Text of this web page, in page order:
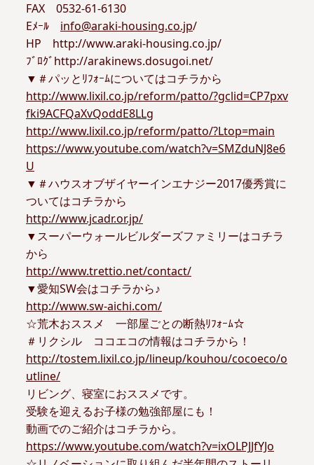
FAX 0532-61-6130
Eﾒｰﾙ info@araki-housing.co.jp/
HP http://www.araki-housing.co.jp/
ﾌﾞﾛｸﾞhttp://arakinews.dosugoi.net/
▼＃パッとﾘﾌｫｰﾑについてはコチラから
http://www.lixil.co.jp/reform/patto/?gclid=CP7pxv
fki9ACFQaXvQoddE8LLg
http://www.lixil.co.jp/reform/patto/?Ltop=main
https://www.youtube.com/watch?v=SMZduNJ8e6
U
▼＃ハウスオブザイヤーインエナジー2017優秀賞に
ついてはコチラから
http://www.jcadr.or.jp/
▼スーパーウォールビルダーズファミリーはコチラ
から
http://www.trettio.net/contact/
▼愛知SW会はコチラから♪
http://www.sw-aichi.com/
☆荒木おススメ 一部屋ごとの断熱ﾘﾌｫｰﾑ☆
＃リクシル ココエコの情報はコチラから！
http://tostem.lixil.co.jp/lineup/kouhou/cocoeco/o
utline/
リビング、寝室におススメです。
受験を迎えるお子様の勉強部屋にも！
動画でのご紹介はコチラから。
https://www.youtube.com/watch?v=ixOLPJJfYJo